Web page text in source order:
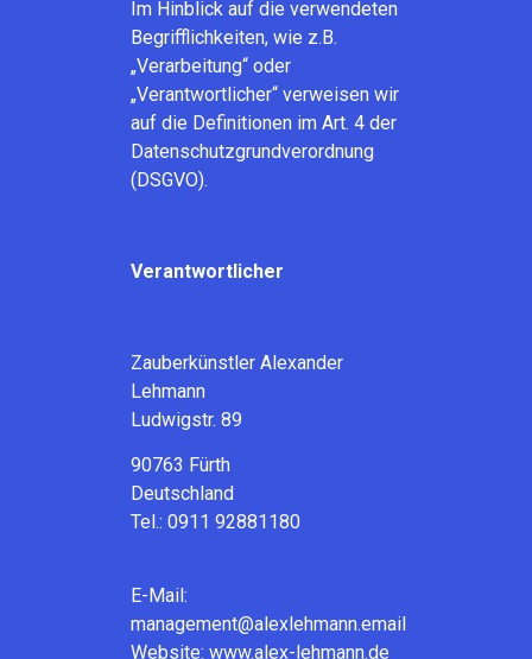
Im Hinblick auf die verwendeten
Begrifflichkeiten, wie z.B.
„Verarbeitung“ oder
„Verantwortlicher“ verweisen wir
auf die Definitionen im Art. 4 der
Datenschutzgrundverordnung
(DSGVO).
Verantwortlicher
Zauberkünstler Alexander
Lehmann
Ludwigstr. 89
90763 Fürth
Deutschland
Tel.: 0911 92881180
E-Mail:
management@alexlehmann.email
Website: www.alex-lehmann.de